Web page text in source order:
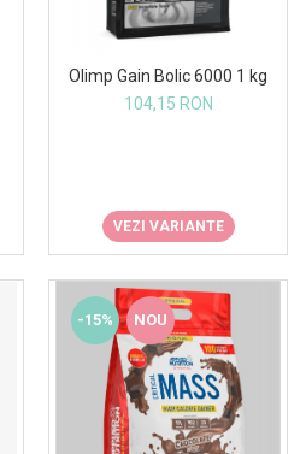
Olimp Gain Bolic 6000 1 kg
104,15 RON
VEZI VARIANTE
-15% NOU